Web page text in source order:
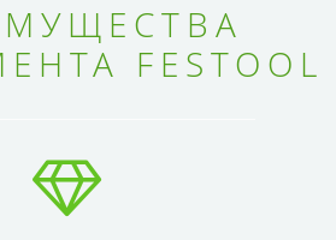
FESTOOL